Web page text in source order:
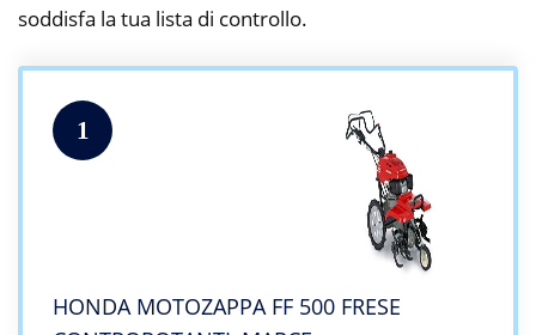
soddisfa la tua lista di controllo.
1
HONDA MOTOZAPPA FF 500 FRESE